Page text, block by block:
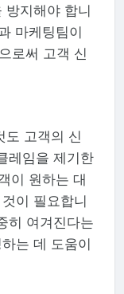
방지해야 합니
마케팅팀이
로써 고객 신
도 고객의 신
레임을 제기한
이 원하는 대
이 필요합니
히 여겨진다는
는 데 도움이